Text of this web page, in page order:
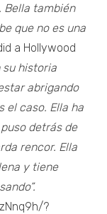
Bella también
que no es una
a Hollywood
su historia
abrigando
el caso. Ella ha
detrás de
rencor. Ella
y tiene
?